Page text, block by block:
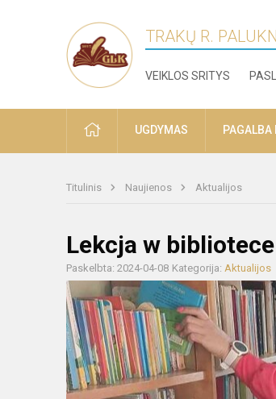
TRAKŲ R.
VEIKLOS SRITYS
PRADŽIAUGDYMAS
Titulinis Naujienos Aktualijos
Lekcja w bibliotece
Paskelbta: 2024-04-08 Kategorija: Aktualijos